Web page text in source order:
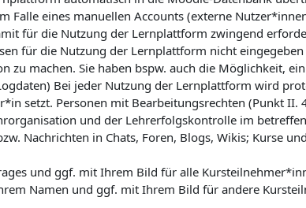
Falle eines manuellen Accounts (externe
für die Nutzung der Lernplattform zwingend
für die Nutzung der Lernplattform nicht
machen. Sie haben bspw. auch die Möglichkeit,
Bei jeder Nutzung der Lernplattform wird
setzt. Personen mit Bearbeitungsrechten (Punkt II.
und der Lehrerfolgskontrolle im
Nachrichten in Chats, Foren, Blogs, Wikis; Kurse
und ggf. mit Ihrem Bild für alle
Namen und ggf. mit Ihrem Bild für andere